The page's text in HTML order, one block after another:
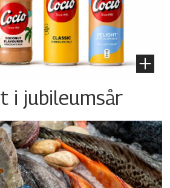
i jubileumsår